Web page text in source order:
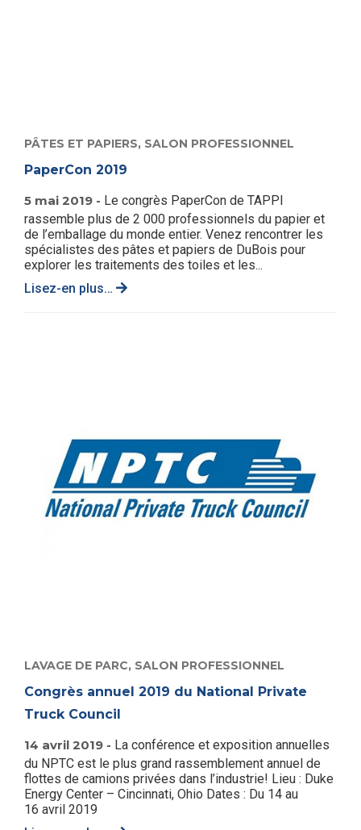
PÂTES ET PAPIERS, SALON PROFESSIONNEL
PaperCon 2019
5 mai 2019 - Le congrès PaperCon de TAPPI
rassemble plus de 2 000 professionnels du papier et
de l’emballage du monde entier. Venez rencontrer les
spécialistes des pâtes et papiers de DuBois pour
explorer les traitements des toiles et les...
Lisez-en plus…
LAVAGE DE PARC, SALON PROFESSIONNEL
Congrès annuel 2019 du National Private
Truck Council
14 avril 2019 - La conférence et exposition annuelles
du NPTC est le plus grand rassemblement annuel de
flottes de camions privées dans l’industrie! Lieu : Duke
Energy Center – Cincinnati, Ohio Dates : Du 14 au
16 avril 2019